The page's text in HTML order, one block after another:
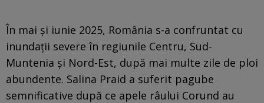
În mai şi iunie 2025, România s-a confruntat cu
inundaţii severe în regiunile Centru, Sud-
Muntenia şi Nord-Est, după mai multe zile de ploi
abundente. Salina Praid a suferit pagube
semnificative după ce apele râului Corund au